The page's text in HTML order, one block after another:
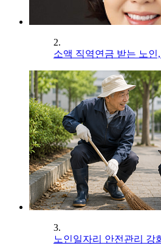
2.
소액 직역연금 받는 노
3.
노인일자리 안전관리 강